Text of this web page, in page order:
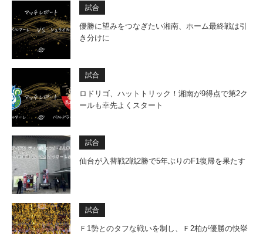
試合
優勝に望みをつなぎたい湘南、ホーム最終戦は引
き分けに
試合
ロドリゴ、ハットトリック！湘南が9得点で第2ク
ールも幸先よくスタート
試合
仙台が入替戦2戦2勝で5年ぶりのF1復帰を果たす
試合
Ｆ1勢とのタフな戦いを制し、Ｆ2柏が優勝の快挙